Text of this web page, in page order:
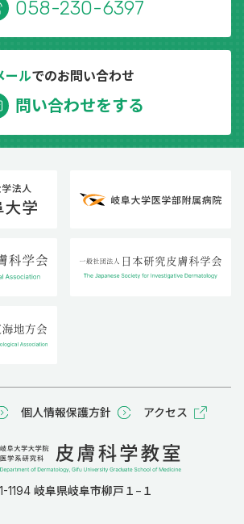
058-230-6397
ールでのお問い合わせ
問い合わせをする
個人情報保護方針 アクセス
1194 岐阜県岐阜市柳戸１−１